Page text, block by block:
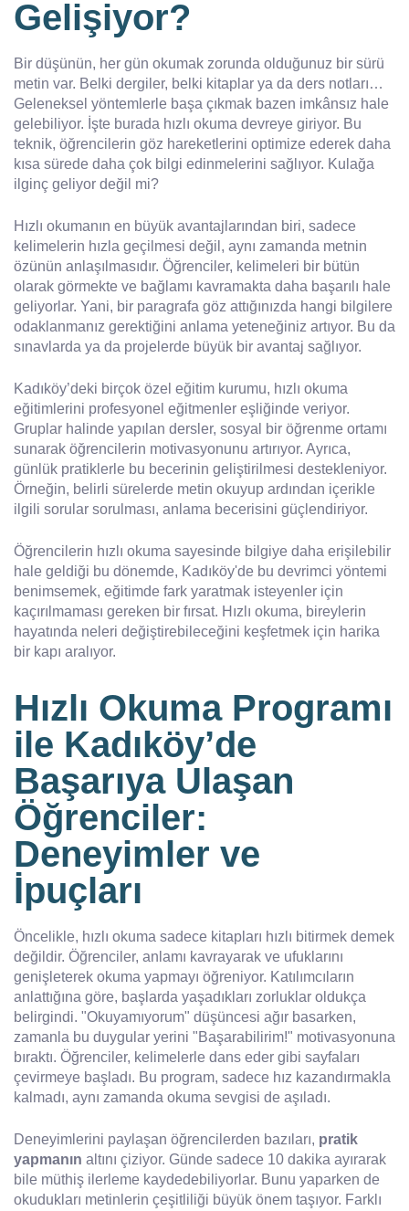
Gelişiyor?
Bir düşünün, her gün okumak zorunda olduğunuz bir sürü
metin var. Belki dergiler, belki kitaplar ya da ders notları…
Geleneksel yöntemlerle başa çıkmak bazen imkânsız hale
gelebiliyor. İşte burada hızlı okuma devreye giriyor. Bu
teknik, öğrencilerin göz hareketlerini optimize ederek daha
kısa sürede daha çok bilgi edinmelerini sağlıyor. Kulağa
ilginç geliyor değil mi?
Hızlı okumanın en büyük avantajlarından biri, sadece
kelimelerin hızla geçilmesi değil, aynı zamanda metnin
özünün anlaşılmasıdır. Öğrenciler, kelimeleri bir bütün
olarak görmekte ve bağlamı kavramakta daha başarılı hale
geliyorlar. Yani, bir paragrafa göz attığınızda hangi bilgilere
odaklanmanız gerektiğini anlama yeteneğiniz artıyor. Bu da
sınavlarda ya da projelerde büyük bir avantaj sağlıyor.
Kadıköy’deki birçok özel eğitim kurumu, hızlı okuma
eğitimlerini profesyonel eğitmenler eşliğinde veriyor.
Gruplar halinde yapılan dersler, sosyal bir öğrenme ortamı
sunarak öğrencilerin motivasyonunu artırıyor. Ayrıca,
günlük pratiklerle bu becerinin geliştirilmesi destekleniyor.
Örneğin, belirli sürelerde metin okuyup ardından içerikle
ilgili sorular sorulması, anlama becerisini güçlendiriyor.
Öğrencilerin hızlı okuma sayesinde bilgiye daha erişilebilir
hale geldiği bu dönemde, Kadıköy'de bu devrimci yöntemi
benimsemek, eğitimde fark yaratmak isteyenler için
kaçırılmaması gereken bir fırsat. Hızlı okuma, bireylerin
hayatında neleri değiştirebileceğini keşfetmek için harika
bir kapı aralıyor.
Hızlı Okuma Programı
ile Kadıköy’de
Başarıya Ulaşan
Öğrenciler:
Deneyimler ve
İpuçları
Öncelikle, hızlı okuma sadece kitapları hızlı bitirmek demek
değildir. Öğrenciler, anlamı kavrayarak ve ufuklarını
genişleterek okuma yapmayı öğreniyor. Katılımcıların
anlattığına göre, başlarda yaşadıkları zorluklar oldukça
belirgindi. "Okuyamıyorum" düşüncesi ağır basarken,
zamanla bu duygular yerini "Başarabilirim!" motivasyonuna
bıraktı. Öğrenciler, kelimelerle dans eder gibi sayfaları
çevirmeye başladı. Bu program, sadece hız kazandırmakla
kalmadı, aynı zamanda okuma sevgisi de aşıladı.
Deneyimlerini paylaşan öğrencilerden bazıları, pratik
yapmanın altını çiziyor. Günde sadece 10 dakika ayırarak
bile müthiş ilerleme kaydedebiliyorlar. Bunu yaparken de
okudukları metinlerin çeşitliliği büyük önem taşıyor. Farklı